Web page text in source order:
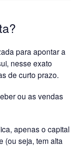
para apontar a
nesse exato
de curto prazo.
ou as vendas
apenas o capital
(ou seja, tem alta